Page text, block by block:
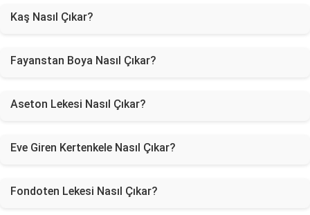
Kaş Nasıl Çıkar?
Fayanstan Boya Nasıl Çıkar?
Aseton Lekesi Nasıl Çıkar?
Eve Giren Kertenkele Nasıl Çıkar?
Fondoten Lekesi Nasıl Çıkar?